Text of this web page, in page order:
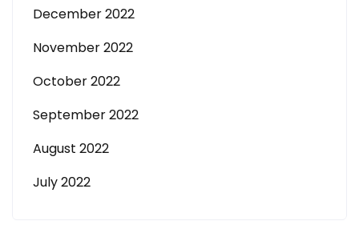
December 2022
November 2022
October 2022
September 2022
August 2022
July 2022